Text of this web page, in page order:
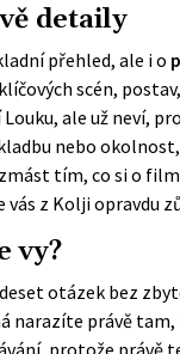
detaily
přehled, ale i o
scén,
ale už neví,
nebo
tím, co si o
vás z Kolji opravdu
vy?
otázek bez
narazíte právě
protože právě